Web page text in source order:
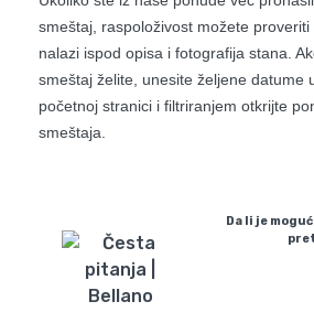
smeštaj, raspoloživost možete
nalazi ispod opisa i fotografija stana.
smeštaj želite, unesite željene datume
početnoj stranici i filtriranjem otkrijte
smeštaja.
Da li je